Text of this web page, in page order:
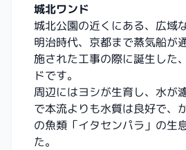
城北ワンド
城北公園の近くにある、広域
明治時代、京都まで蒸気船が
施された工事の際に誕生した
ドです。
周辺にはヨシが生育し、水が
で本流よりも水質は良好で、
の魚類「イタセンパラ」の生
た。